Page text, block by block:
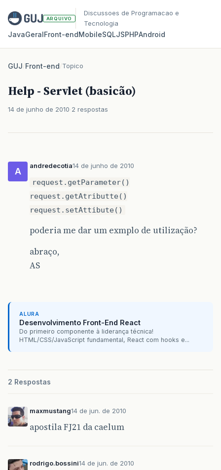
ARQUIVO
Discussoes de Programacao e
Tecnologia
JavaGeralFront‑endMobileSQLJSPHPAndroid
GUJ/Front-end/Topico
Help - Servlet (basicão)
14 de junho de 2010 2 respostas
A
andredecotia14 de junho de 2010
request.getParameter()
request.getAtributte()
request.setAttibute()
poderia me dar um exmplo de utilização?
abraço,
AS
ALURA
Desenvolvimento Front-End React
Do primeiro componente à liderança técnica!
HTML/CSS/JavaScript fundamental, React com hooks e...
2 Respostas
maxmustang14 de jun. de 2010
apostila FJ21 da caelum
rodrigo.bossini14 de jun. de 2010